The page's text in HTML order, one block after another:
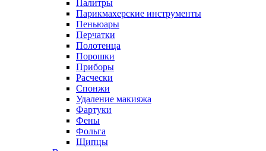
Палитры
Парикмахерские инструменты
Пеньюары
Перчатки
Полотенца
Порошки
Приборы
Расчески
Спонжи
Удаление макияжа
Фартуки
Фены
Фольга
Щипцы